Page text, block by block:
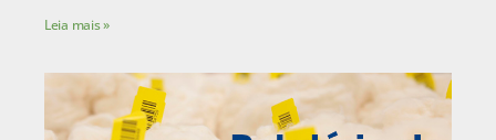
Leia mais »